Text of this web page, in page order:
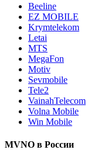
Beeline
EZ MOBILE
Krymtelekom
Letai
MTS
MegaFon
Motiv
Sevmobile
Tele2
VainahTelecom
Volna Mobile
Win Mobile
MVNO в России